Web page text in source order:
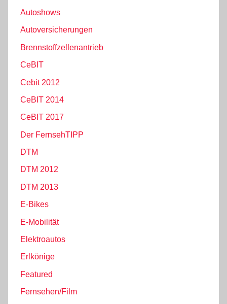
Autoshows
Autoversicherungen
Brennstoffzellenantrieb
CeBIT
Cebit 2012
CeBIT 2014
CeBIT 2017
Der FernsehTIPP
DTM
DTM 2012
DTM 2013
E-Bikes
E-Mobilität
Elektroautos
Erlkönige
Featured
Fernsehen/Film